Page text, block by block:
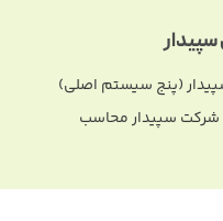
شرکت سپیدار محاسب